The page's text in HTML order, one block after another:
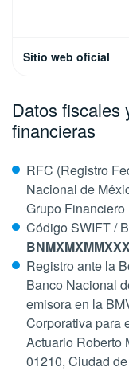
Sitio web oficial
Datos fiscales
financieras
RFC (Registro
Nacional de
Grupo Financiero
Código SWIFT /
Registro ante la
Banco Nacional
emisora en la
Corporativa para
Actuario Roberto
01210, Ciudad